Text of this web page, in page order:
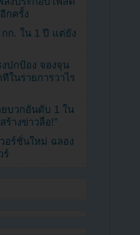
กครั้ง
ก. ใน 1 ปี แต่ยัง
ปกป้อง จองจุน
ในรายการวาไร
บวกอันดับ 1 ใน
ร้างข่าวลือ!”
อร์ชั่นใหม่ ฉลอง
ร์